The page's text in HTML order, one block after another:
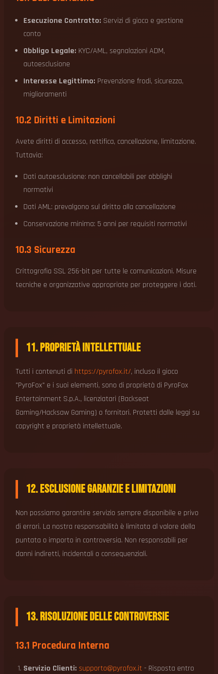
Esecuzione Contratto: Servizi di gioco e gestione
conto
Obbligo Legale: KYC/AML, segnalazioni ADM,
autoesclusione
Interesse Legittimo: Prevenzione frodi, sicurezza,
miglioramenti
10.2 Diritti e Limitazioni
Avete diritti di accesso, rettifica, cancellazione, limitazione.
Tuttavia:
Dati autoesclusione: non cancellabili per obblighi
normativi
Dati AML: prevalgono sul diritto alla cancellazione
Conservazione minima: 5 anni per requisiti normativi
10.3 Sicurezza
Crittografia SSL 256-bit per tutte le comunicazioni. Misure
tecniche e organizzative appropriate per proteggere i dati.
11. Proprietà Intellettuale
Tutti i contenuti di https://pyrofox.it/, incluso il gioco
"PyroFox" e i suoi elementi, sono di proprietà di PyroFox
Entertainment S.p.A., licenziatari (Backseat
Gaming/Hacksaw Gaming) o fornitori. Protetti dalle leggi su
copyright e proprietà intellettuale.
12. Esclusione Garanzie e Limitazioni
Non possiamo garantire servizio sempre disponibile e privo
di errori. La nostra responsabilità è limitata al valore della
puntata o importo in controversia. Non responsabili per
danni indiretti, incidentali o consequenziali.
13. Risoluzione delle Controversie
13.1 Procedura Interna
Servizio Clienti: supporto@pyrofox.it- Risposta entro